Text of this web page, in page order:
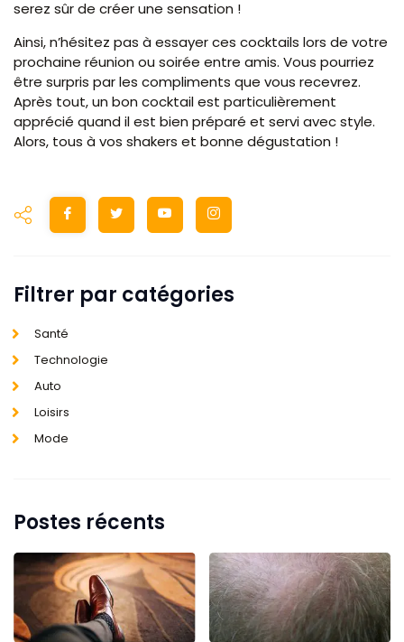
serez sûr de créer une sensation !
Ainsi, n’hésitez pas à essayer ces cocktails lors de votre
prochaine réunion ou soirée entre amis. Vous pourriez
être surpris par les compliments que vous recevrez.
Après tout, un bon cocktail est particulièrement
apprécié quand il est bien préparé et servi avec style.
Alors, tous à vos shakers et bonne dégustation !
Filtrer par catégories
Santé
Technologie
Auto
Loisirs
Mode
Postes récents